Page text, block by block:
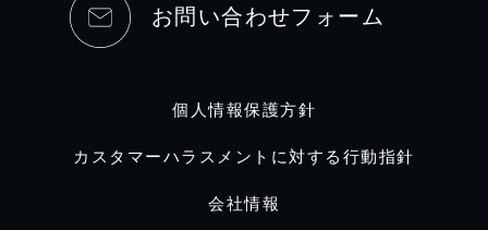
お問い合わせフォーム
個人情報保護方針
カスタマーハラスメントに対する行動指針
会社情報